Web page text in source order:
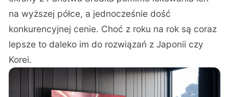
na wyższej półce, a jednocześnie dość
konkurencyjnej cenie. Choć z roku na rok są coraz
lepsze to daleko im do rozwiązań z Japonii czy
Korei.